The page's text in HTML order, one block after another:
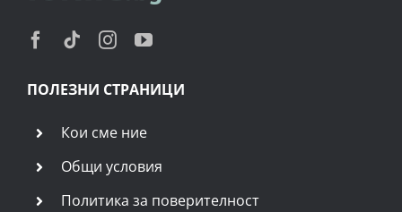
ПОЛЕЗНИ СТРАНИЦИ
Кои сме ние
Общи условия
Политика за поверителност